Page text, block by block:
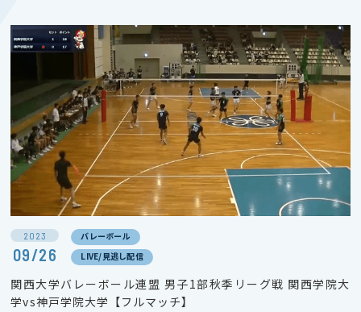
2023
09/26
バレーボール
LIVE/見逃し配信
関西大学バレーボール連盟 男子1部秋季リーグ戦 関西学院大
学vs神戸学院大学【フルマッチ】